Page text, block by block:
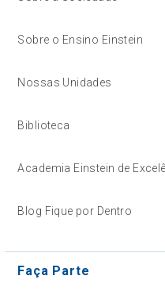
Sobre o Ensino Einstein
Nossas Unidades
Biblioteca
Academia Einstein de
Blog Fique por Dentro
Faça Parte